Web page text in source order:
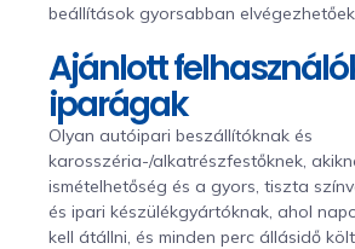
beállítások gyorsabban elvégezhetőek.
Ajánlott
iparágak
Olyan autóipari beszállítóknak és
karosszéria-/alkatrészfestőknek,
ismételhetőség és a gyors, tiszta
és ipari készülékgyártóknak, ahol
kell átállni, és minden perc állásidő